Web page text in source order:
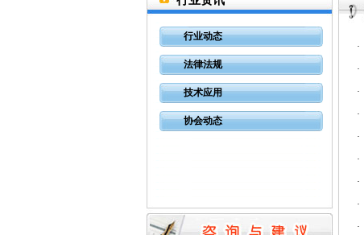
行业动态
法律法规
技术应用
协会动态
·
·
·
·
·
·
·
·
·